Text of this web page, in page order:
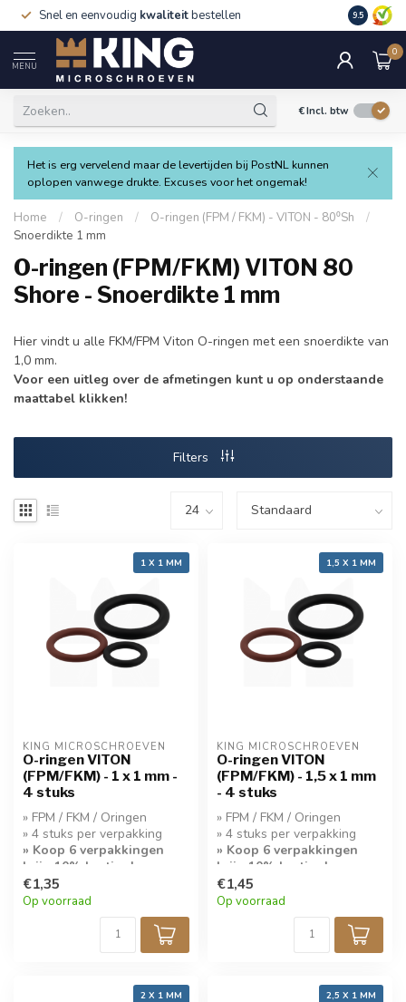
Snel en eenvoudig kwaliteitbestellen 9.5
MENU
0
€Incl. btw
Het is erg vervelend maar de levertijden bij PostNL kunnen
oplopen vanwege drukte. Excuses voor het ongemak!
Home / O-ringen / O-ringen (FPM / FKM) - VITON - 80⁰Sh
/
Snoerdikte 1 mm
O-ringen (FPM/FKM) VITON 80
Shore - Snoerdikte 1 mm
Hier vindt u alle FKM/FPM Viton O-ringen met een snoerdikte van
1,0 mm.
Voor een uitleg over de afmetingen kunt u op onderstaande
maattabel klikken!
Filters
1 X 1 MM
KING MICROSCHROEVEN
O-ringen VITON
(FPM/FKM) - 1 x 1 mm -
4 stuks
» FPM / FKM / Oringen
» 4 stuks per verpakking
» Koop 6 verpakkingen
krijg 10% korting!
€1,35
Op voorraad
1,5 X 1 MM
KING MICROSCHROEVEN
O-ringen VITON
(FPM/FKM) - 1,5 x 1 mm
- 4 stuks
» FPM / FKM / Oringen
» 4 stuks per verpakking
» Koop 6 verpakkingen
krijg 10% korting!
€1,45
Op voorraad
2 X 1 MM 2,5 X 1 MM